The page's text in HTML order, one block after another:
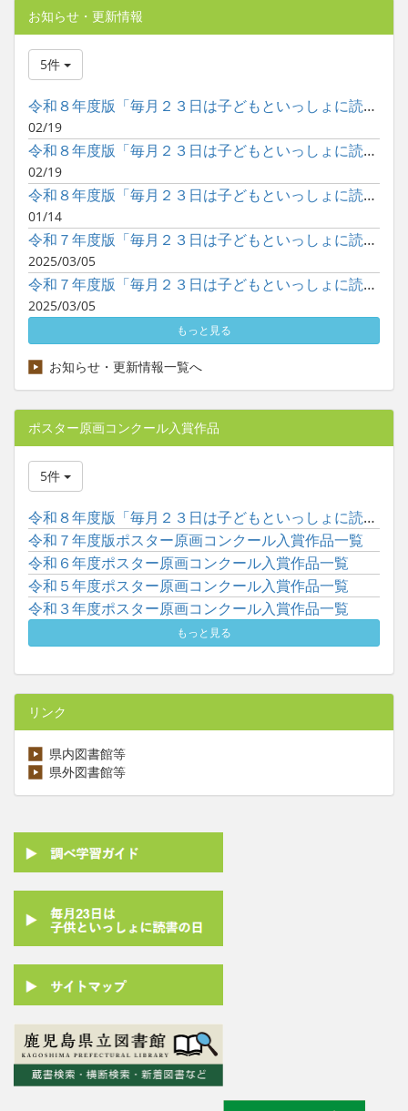
お知らせ・更新情報
5件
令和８年度版「毎月２３日は子どもといっしょに読書の日」ポスタ...
02/19
令和８年度版「毎月２３日は子どもといっしょに読書の日」ポスタ...
02/19
令和８年度版「毎月２３日は子どもといっしょに読書の日」ポスタ...
01/14
令和７年度版「毎月２３日は子どもといっしょに読書の日」ポスタ...
2025/03/05
令和７年度版「毎月２３日は子どもといっしょに読書の日」ポスタ...
2025/03/05
もっと見る
お知らせ・更新情報一覧へ
ポスター原画コンクール入賞作品
5件
令和８年度版「毎月２３日は子どもといっしょに読書の日」ポスタ...
令和７年度版ポスター原画コンクール入賞作品一覧
令和６年度ポスター原画コンクール入賞作品一覧
令和５年度ポスター原画コンクール入賞作品一覧
令和３年度ポスター原画コンクール入賞作品一覧
もっと見る
リンク
県内図書館等
県外図書館等